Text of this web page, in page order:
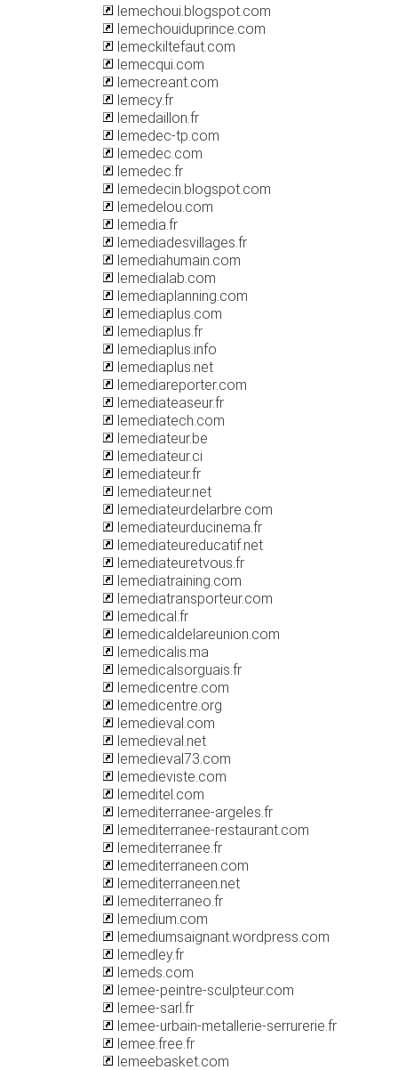
lemechoui.blogspot.com
lemechouiduprince.com
lemeckiltefaut.com
lemecqui.com
lemecreant.com
lemecy.fr
lemedaillon.fr
lemedec-tp.com
lemedec.com
lemedec.fr
lemedecin.blogspot.com
lemedelou.com
lemedia.fr
lemediadesvillages.fr
lemediahumain.com
lemedialab.com
lemediaplanning.com
lemediaplus.com
lemediaplus.fr
lemediaplus.info
lemediaplus.net
lemediareporter.com
lemediateaseur.fr
lemediatech.com
lemediateur.be
lemediateur.ci
lemediateur.fr
lemediateur.net
lemediateurdelarbre.com
lemediateurducinema.fr
lemediateureducatif.net
lemediateuretvous.fr
lemediatraining.com
lemediatransporteur.com
lemedical.fr
lemedicaldelareunion.com
lemedicalis.ma
lemedicalsorguais.fr
lemedicentre.com
lemedicentre.org
lemedieval.com
lemedieval.net
lemedieval73.com
lemedieviste.com
lemeditel.com
lemediterranee-argeles.fr
lemediterranee-restaurant.com
lemediterranee.fr
lemediterraneen.com
lemediterraneen.net
lemediterraneo.fr
lemedium.com
lemediumsaignant.wordpress.com
lemedley.fr
lemeds.com
lemee-peintre-sculpteur.com
lemee-sarl.fr
lemee-urbain-metallerie-serrurerie.fr
lemee.free.fr
lemeebasket.com